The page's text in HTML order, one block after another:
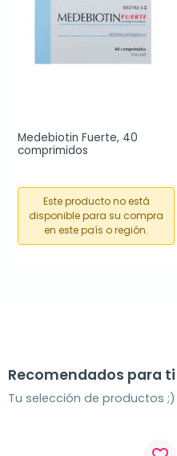
Medebiotin Fuerte, 40
comprimidos
Este producto no está
disponible para su compra
en este país o región.
Recomendados para ti
Tu selección de productos ;)